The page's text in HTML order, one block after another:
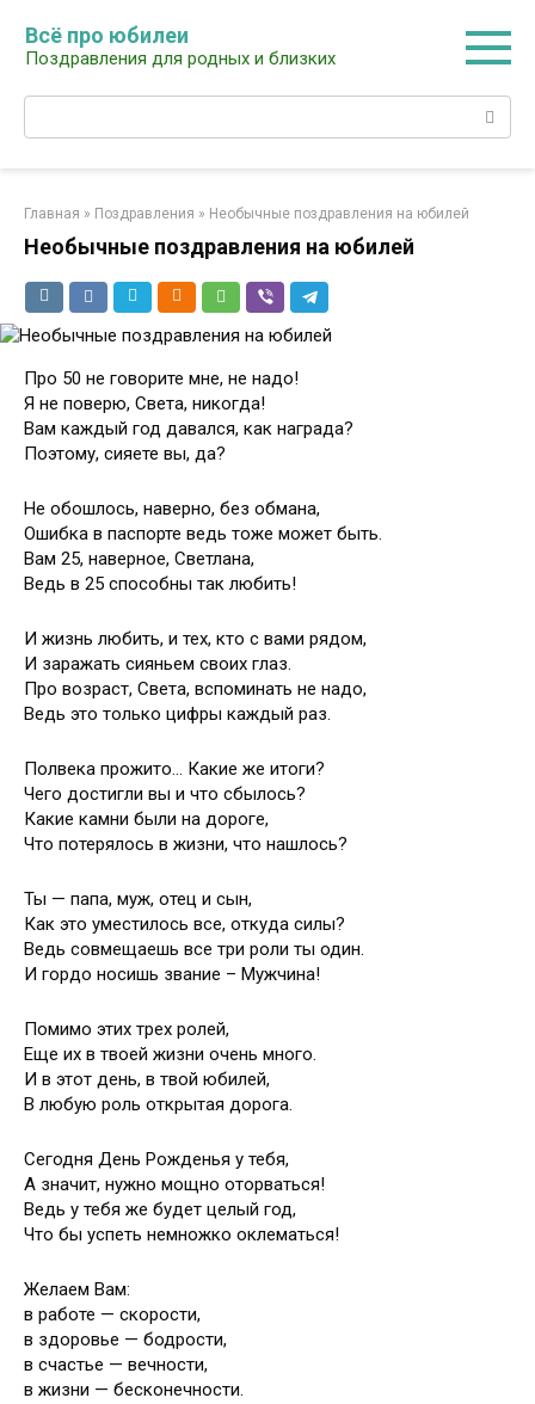
контенту
Всё про юбилеи
Поздравления для родных и близких
Главная » Поздравления » Необычные поздравления на юбилей
Необычные поздравления на юбилей
Про 50 не говорите мне, не надо!
Я не поверю, Света, никогда!
Вам каждый год давался, как награда?
Поэтому, сияете вы, да?
Не обошлось, наверно, без обмана,
Ошибка в паспорте ведь тоже может быть.
Вам 25, наверное, Светлана,
Ведь в 25 способны так любить!
И жизнь любить, и тех, кто с вами рядом,
И заражать сияньем своих глаз.
Про возраст, Света, вспоминать не надо,
Ведь это только цифры каждый раз.
Полвека прожито… Какие же итоги?
Чего достигли вы и что сбылось?
Какие камни были на дороге,
Что потерялось в жизни, что нашлось?
Ты — папа, муж, отец и сын,
Как это уместилось все, откуда силы?
Ведь совмещаешь все три роли ты один.
И гордо носишь звание – Мужчина!
Помимо этих трех ролей,
Еще их в твоей жизни очень много.
И в этот день, в твой юбилей,
В любую роль открытая дорога.
Сегодня День Рожденья у тебя,
А значит, нужно мощно оторваться!
Ведь у тебя же будет целый год,
Что бы успеть немножко оклематься!
Желаем Вам:
в работе — скорости,
в здоровье — бодрости,
в счастье — вечности,
в жизни — бесконечности.